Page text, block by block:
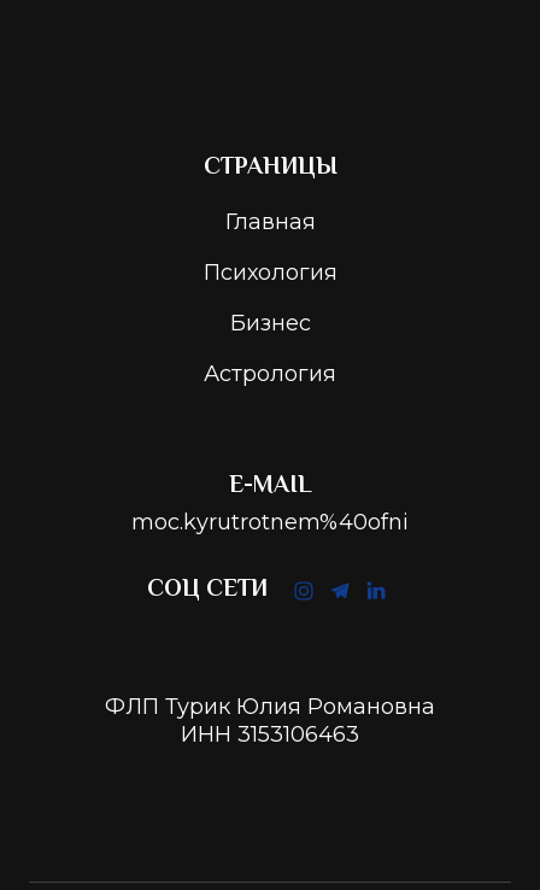
СТРАНИЦЫ
Главная
Психология
Бизнес
Астрология
E-MAIL
moc.kyrutrotnem%40ofni
СОЦ СЕТИ
ФЛП Турик Юлия Романовна
ИНН 3153106463